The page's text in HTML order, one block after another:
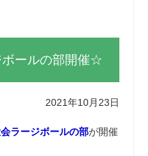
ボールの部開催☆
2021年10月23日
ラージボールの部が開催